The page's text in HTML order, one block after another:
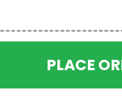
PLACE